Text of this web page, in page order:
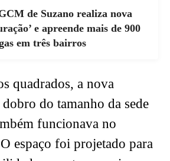
de Suzano realiza nova
e apreende mais de 900
em três bairros
quadrados, a nova
do tamanho da sede
funcionava no
espaço foi projetado para